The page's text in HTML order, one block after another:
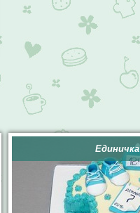
Единичка